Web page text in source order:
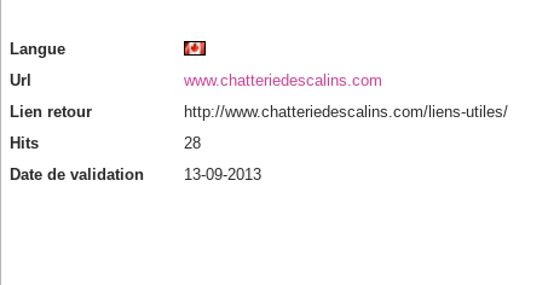
Langue
Url
www.chatteriedescalins.com
Lien retour
http://www.chatteriedescalins.com/liens-utiles/
Hits
28
Date de validation
13-09-2013